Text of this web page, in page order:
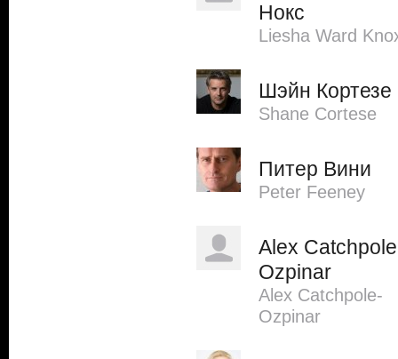
Нокс
Liesha Ward
Шэйн Кортезе
Shane Cortese
Питер Вини
Peter Feeney
Alex
Ozpinar
Alex Catchpole-
Ozpinar